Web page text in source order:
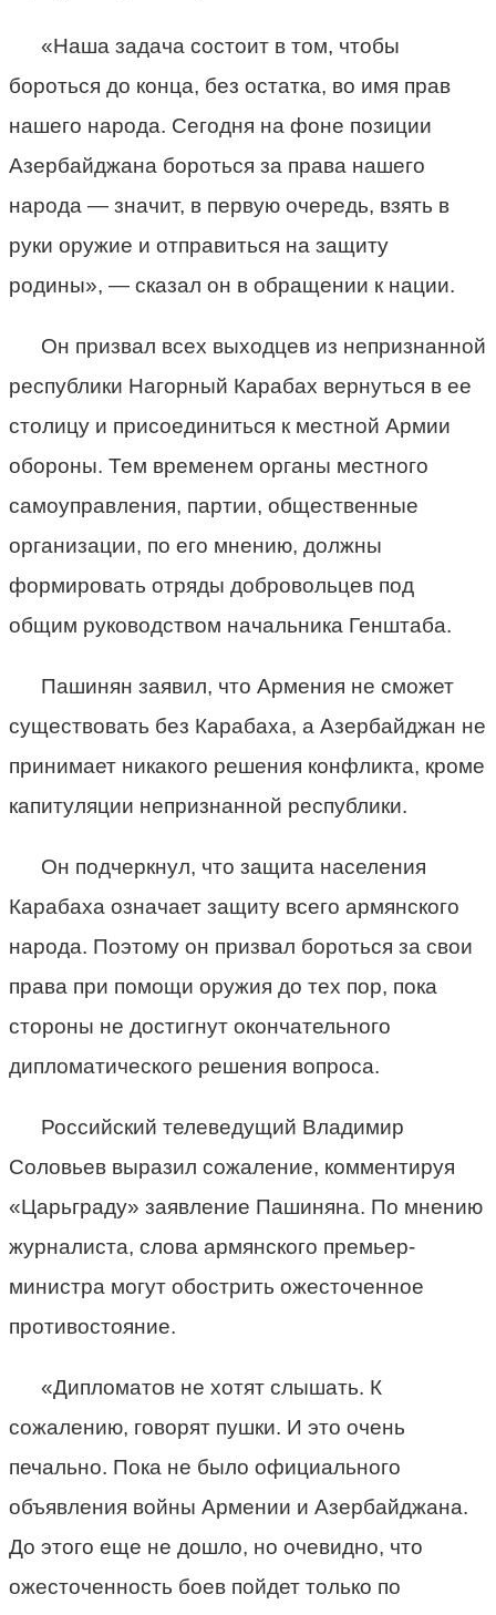
«Наша задача состоит в том, чтобы
бороться до конца, без остатка, во имя прав
нашего народа. Сегодня на фоне позиции
Азербайджана бороться за права нашего
народа — значит, в первую очередь, взять в
руки оружие и отправиться на защиту
родины», — сказал он в обращении к нации.
Он призвал всех выходцев из непризнанной
республики Нагорный Карабах вернуться в ее
столицу и присоединиться к местной Армии
обороны. Тем временем органы местного
самоуправления, партии, общественные
организации, по его мнению, должны
формировать отряды добровольцев под
общим руководством начальника Генштаба.
Пашинян заявил, что Армения не сможет
существовать без Карабаха, а Азербайджан не
принимает никакого решения конфликта, кроме
капитуляции непризнанной республики.
Он подчеркнул, что защита населения
Карабаха означает защиту всего армянского
народа. Поэтому он призвал бороться за свои
права при помощи оружия до тех пор, пока
стороны не достигнут окончательного
дипломатического решения вопроса.
Российский телеведущий Владимир
Соловьев выразил сожаление, комментируя
«Царьграду» заявление Пашиняна. По мнению
журналиста, слова армянского премьер-
министра могут обострить ожесточенное
противостояние.
«Дипломатов не хотят слышать. К
сожалению, говорят пушки. И это очень
печально. Пока не было официального
объявления войны Армении и Азербайджана.
До этого еще не дошло, но очевидно, что
ожесточенность боев пойдет только по